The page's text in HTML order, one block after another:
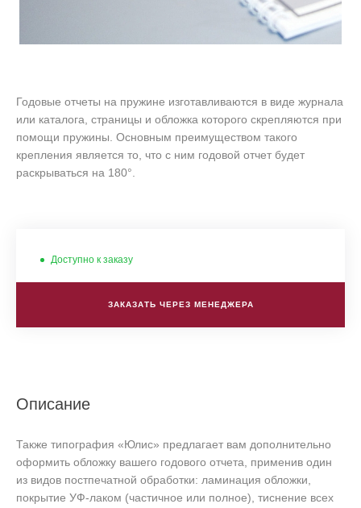
Годовые отчеты на пружине изготавливаются в виде журнала
или каталога, страницы и обложка которого скрепляются при
помощи пружины. Основным преимуществом такого
крепления является то, что с ним годовой отчет будет
раскрываться на 180°.
Доступно к заказу
ЗАКАЗАТЬ ЧЕРЕЗ МЕНЕДЖЕРА
Описание
Также типография «Юлис» предлагает вам дополнительно
оформить обложку вашего годового отчета, применив один
из видов постпечатной обработки: ламинация обложки,
покрытие УФ-лаком (частичное или полное), тиснение всех